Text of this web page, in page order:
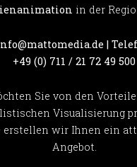
in der
|
+49 (0) 711 / 21 72 49 500
Sie von den
Visualisierung
erstellen wir Ihnen ein
Angebot.